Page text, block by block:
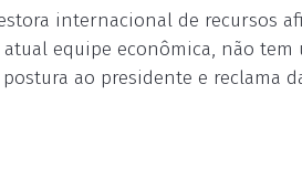
internacional de recursos
equipe econômica, não
ao presidente e reclama